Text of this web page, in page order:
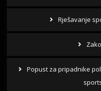
Rješavanje
Popust za pripadnike